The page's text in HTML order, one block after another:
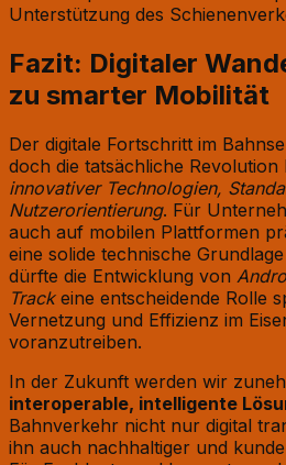
Unterstützung des
Fazit: Digitaler
zu smarter Mobilität
Der digitale Fortschritt im
doch die tatsächliche Revolution
innovativer Technologien,
Nutzerorientierung. Für
auch auf mobilen Plattformen
eine solide technische
dürfte die Entwicklung von
Trackeine entscheidende Rolle
Vernetzung und Effizienz im
voranzutreiben.
In der Zukunft werden wir
interoperable, intelligente
Bahnverkehr nicht nur digital
ihn auch nachhaltiger und